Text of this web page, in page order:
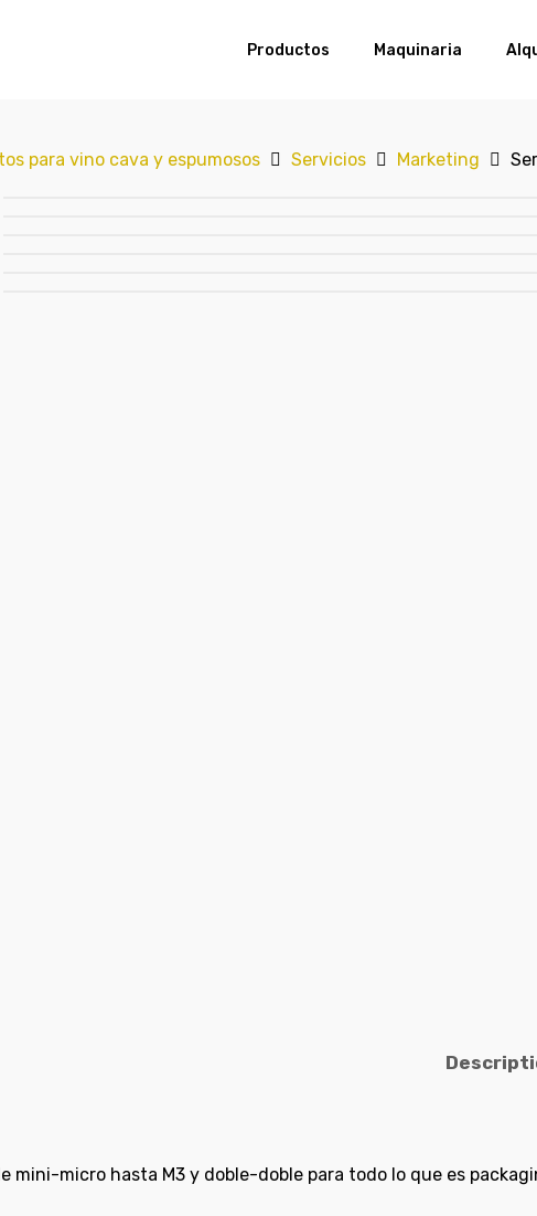
Productos Maquinaria
para vino cava y espumosos Servicios Marketing
mini-micro hasta M3 y doble-doble para todo lo que es